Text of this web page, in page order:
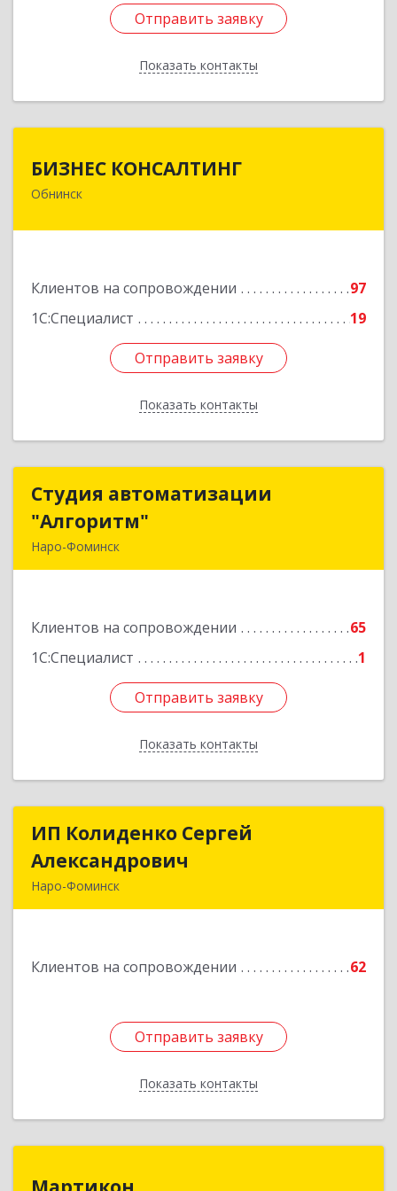
Отправить заявку
Показать контакты
Отправить заявку
Назад
БИЗНЕС КОНСАЛТИНГ
Обнинск
Клиентов на сопровождении
97
1С:Специалист
19
Отправить заявку
Показать контакты
249032, Калужская обл, Обнинск г, Курчатова ул,
Отправить заявку
Назад
Студия автоматизации
"Алгоритм"
Наро-Фоминск
Клиентов на сопровождении
65
1С:Специалист
1
Отправить заявку
Показать контакты
Студия автоматизации
Подробнее
Отправить заявку
Назад
ИП Колиденко Сергей
Александрович
Наро-Фоминск
Клиентов на сопровождении 62
Отправить заявку
Показать контакты
ИП Колиденко Сергей
Отправить заявку
Назад